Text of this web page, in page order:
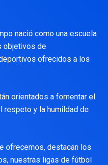
nació como una escuela
objetivos de
ofrecidos a los
orientados a fomentar el
respeto y la humildad de
ofrecemos, destacan los
nuestras ligas de fútbol